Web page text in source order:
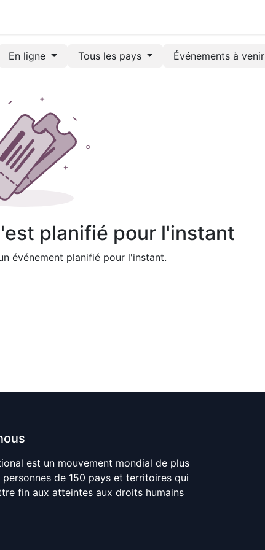
En ligne Tous les pays Événements à venir
planifié pour l'instant
événement planifié pour l'instant.
est un mouvement mondial de plus
de 150 pays et territoires qui
fin aux atteintes aux droits humains